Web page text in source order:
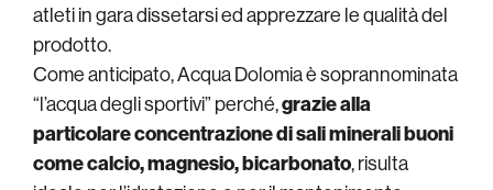
atleti in gara dissetarsi ed apprezzare le qualità del
prodotto.
Come anticipato, Acqua Dolomia è soprannominata
“l’acqua degli sportivi” perché,grazie alla
particolare concentrazione di sali minerali buoni
come calcio, magnesio, bicarbonato, risulta